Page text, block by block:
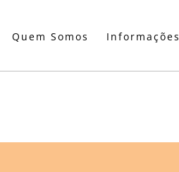
Quem Somos Informações